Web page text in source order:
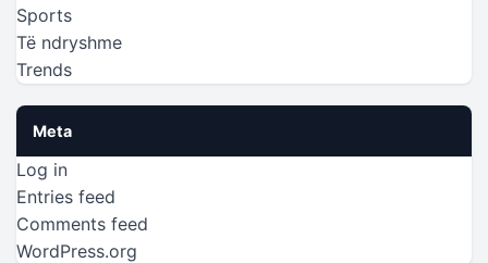
Sports
Të ndryshme
Trends
Meta
Log in
Entries feed
Comments feed
WordPress.org